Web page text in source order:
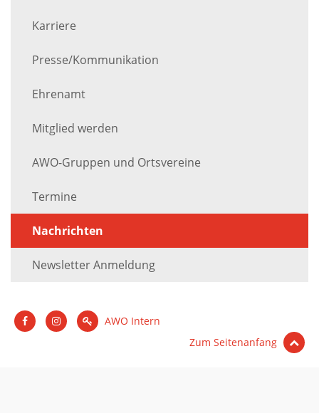
Karriere
Presse/Kommunikation
Ehrenamt
Mitglied werden
AWO-Gruppen und Ortsvereine
Termine
Nachrichten
Newsletter Anmeldung
AWO Intern
Zum Seitenanfang